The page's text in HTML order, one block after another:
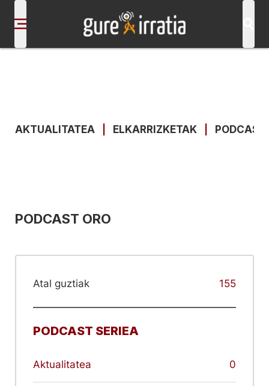
AKTUALITATEA ELKARRIZKETAK
PODCAST ORO
Atal guztiak 155
PODCAST SERIEA
Aktualitatea 0